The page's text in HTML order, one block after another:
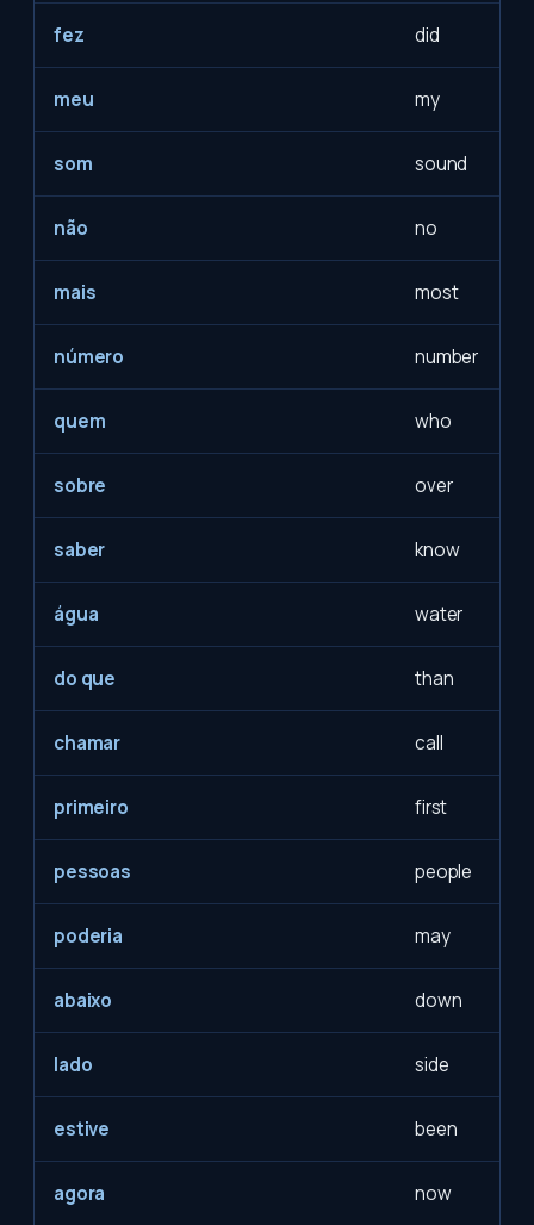
fez did
meu my
som sound
não no
mais most
número number
quem who
sobre over
saber know
água water
do que than
chamar call
primeiro first
pessoas people
poderia may
abaixo down
lado side
estive been
agora now